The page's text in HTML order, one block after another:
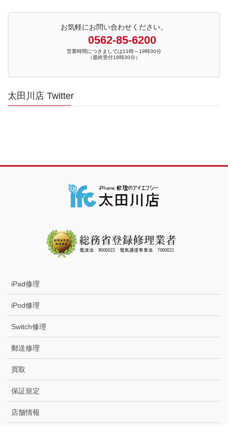
お気軽にお問い合わせください。
0562-85-6200
営業時間につきましては11時～19時30分
（最終受付18時30分）
太田川店 Twitter
iPad修理
iPod修理
Switch修理
郵送修理
買取
保証規定
店舗情報